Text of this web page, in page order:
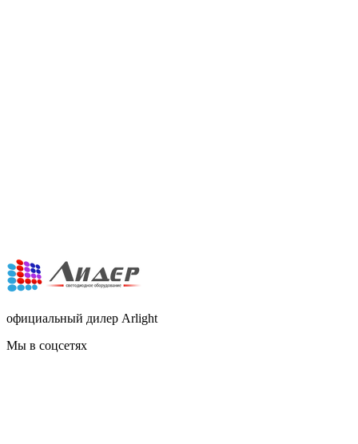
официальный дилер Arlight
Мы в соцсетях